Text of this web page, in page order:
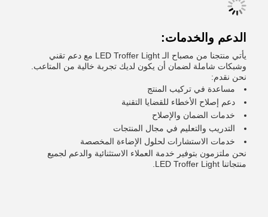
الدعم والخدمات:
يأتي منتجنا من مصباح الـ LED Troffer Light مع دعم تقني
وشبكات شاملة لضمان أن يكون لديك تجربة خالية من المتاعب.
نحن نقدم:
مساعدة في تركيب المنتج
دعم إصلاح الأخطاء للقضايا التقنية
خدمات الضمان والإصلاح
التدريب والتعليم في مجال المنتجات
خدمات الاستشارات لحلول الإضاءة المخصصة
نحن ملتزمون بتوفير خدمة العملاء الاستثنائية والدعم لجميع
منتجاتنا LED Troffer Light.